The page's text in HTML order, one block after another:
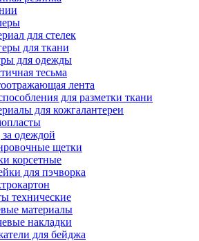
для стелек
для ткани
для одежды
тесьма
лента
для разметки ткани
для кожгалантереи
за одеждой
щетки
корсетные
для пэчворка
технические
материалы
накладки
для бейджа